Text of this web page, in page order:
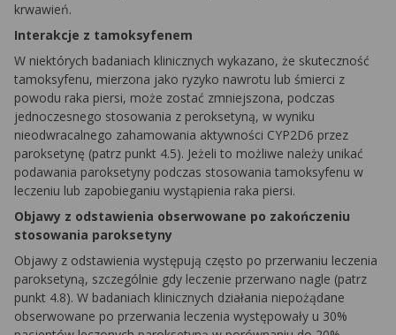
krwawień.
Interakcje z tamoksyfenem
W niektórych badaniach klinicznych wykazano, że skuteczność
tamoksyfenu, mierzona jako ryzyko nawrotu lub śmierci z
powodu raka piersi, może zostać zmniejszona, podczas
jednoczesnego stosowania z peroksetyną, w wyniku
nieodwracalnego zahamowania aktywności CYP2D6 przez
paroksetynę (patrz punkt 4.5). Jeżeli to możliwe należy unikać
podawania paroksetyny podczas stosowania tamoksyfenu w
leczeniu lub zapobieganiu wystąpienia raka piersi.
Objawy z odstawienia obserwowane po zakończeniu
stosowania paroksetyny
Objawy z odstawienia występują często po przerwaniu leczenia
paroksetyną, szczególnie gdy leczenie przerwano nagle (patrz
punkt 4.8). W badaniach klinicznych działania niepożądane
obserwowane po przerwania leczenia występowały u 30%